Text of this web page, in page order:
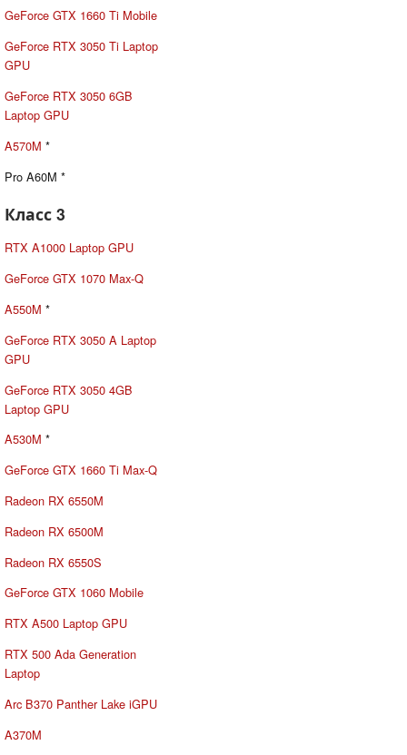
GeForce GTX 1660 Ti Mobile
GeForce RTX 3050 Ti Laptop
GPU
GeForce RTX 3050 6GB
Laptop GPU
A570M *
Pro A60M *
Класс 3
RTX A1000 Laptop GPU
GeForce GTX 1070 Max-Q
A550M *
GeForce RTX 3050 A Laptop
GPU
GeForce RTX 3050 4GB
Laptop GPU
A530M *
GeForce GTX 1660 Ti Max-Q
Radeon RX 6550M
Radeon RX 6500M
Radeon RX 6550S
GeForce GTX 1060 Mobile
RTX A500 Laptop GPU
RTX 500 Ada Generation
Laptop
Arc B370 Panther Lake iGPU
A370M